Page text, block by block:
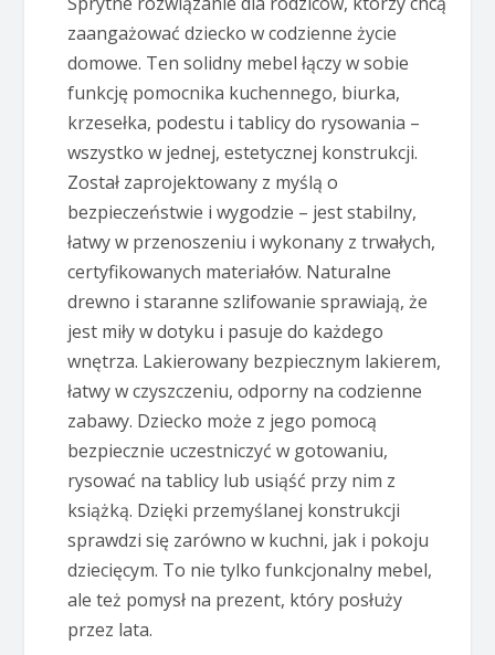
zaangażować dziecko w codzienne życie
domowe. Ten solidny mebel łączy w sobie
funkcję pomocnika kuchennego, biurka,
krzesełka, podestu i tablicy do rysowania –
wszystko w jednej, estetycznej konstrukcji.
Został zaprojektowany z myślą o
bezpieczeństwie i wygodzie – jest stabilny,
łatwy w przenoszeniu i wykonany z trwałych,
certyfikowanych materiałów. Naturalne
drewno i staranne szlifowanie sprawiają, że
jest miły w dotyku i pasuje do każdego
wnętrza. Lakierowany bezpiecznym lakierem,
łatwy w czyszczeniu, odporny na codzienne
zabawy. Dziecko może z jego pomocą
bezpiecznie uczestniczyć w gotowaniu,
rysować na tablicy lub usiąść przy nim z
książką. Dzięki przemyślanej konstrukcji
sprawdzi się zarówno w kuchni, jak i pokoju
dziecięcym. To nie tylko funkcjonalny mebel,
ale też pomysł na prezent, który posłuży
przez lata.